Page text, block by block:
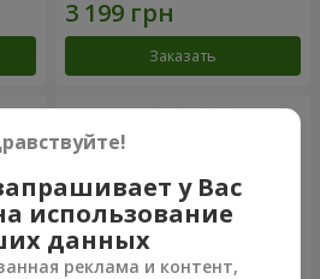
Заказать
у Вас
использование
данных
реклама и контент,